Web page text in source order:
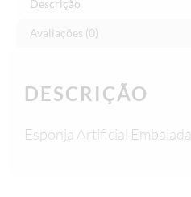
Descrição
Avaliações (0)
DESCRIÇÃO
Esponja Artificial Embalada